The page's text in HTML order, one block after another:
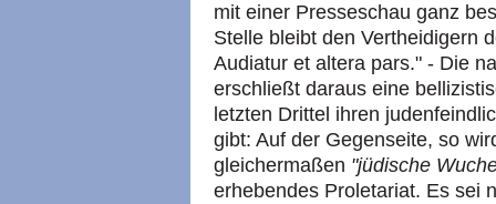
mit einer Presseschau ganz
Stelle bleibt den Vertheidigern
Audiatur et altera pars." - Die
erschließt daraus eine
letzten Drittel ihren
gibt: Auf der Gegenseite, so
gleichermaßen "jüdische
erhebendes Proletariat. Es sei